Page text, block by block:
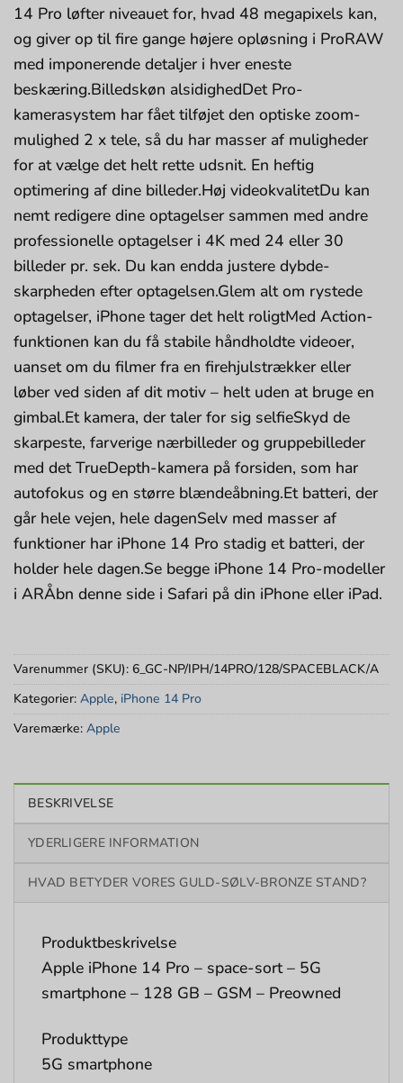
14 Pro løfter niveauet for, hvad 48 megapixels kan,
og giver op til fire gange højere opløsning i ProRAW
med imponerende detaljer i hver eneste
beskæring.Billedskøn alsidighedDet Pro-
kamerasystem har fået tilføjet den optiske zoom­
mulighed 2 x tele, så du har masser af muligheder
for at vælge det helt rette udsnit. En heftig
optimering af dine billeder.Høj videokvalitetDu kan
nemt redigere dine optagelser sammen med andre
professionelle optagelser i 4K med 24 eller 30
billeder pr. sek. Du kan endda justere dybde­
skarpheden efter optagelsen.Glem alt om rystede
optagelser, iPhone tager det helt roligtMed Action-
funktionen kan du få stabile håndholdte videoer,
uanset om du filmer fra en firehjuls­trækker eller
løber ved siden af dit motiv – helt uden at bruge en
gimbal.Et kamera, der taler for sig selfieSkyd de
skarpeste, farverige nærbilleder og gruppebilleder
med det TrueDepth-kamera på forsiden, som har
autofokus og en større blændeåbning.Et batteri, der
går hele vejen, hele dagenSelv med masser af
funktioner har iPhone 14 Pro stadig et batteri, der
holder hele dagen.Se begge iPhone 14 Pro-modeller
i ARÅbn denne side i Safari på din iPhone eller iPad.
Varenummer (SKU): 6_GC-NP/IPH/14PRO/128/SPACEBLACK/A
Kategorier: Apple, iPhone 14 Pro
Varemærke: Apple
BESKRIVELSE
YDERLIGERE INFORMATION
HVAD BETYDER VORES GULD-SØLV-BRONZE STAND?
Produktbeskrivelse
Apple iPhone 14 Pro – space-sort – 5G
smartphone – 128 GB – GSM – Preowned
Produkttype
5G smartphone